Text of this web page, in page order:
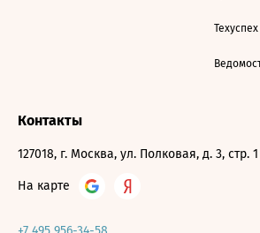
Техуспех
Контакты
127018, г. Москва, ул. Полковая, д. 3, стр. 1
На карте